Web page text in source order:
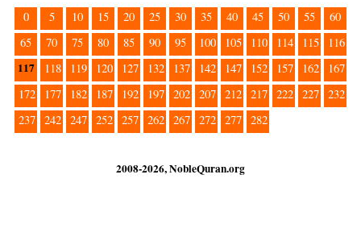
0 5 10 15 20 25 30 35 40 45 50 55
60
65
70 75 80 85 90 95 100 105 110 114 115 116
117 118 119 120 127 132 137 142 147 152 157 162
167
172
177 182 187 192 197 202 207 212 217 222 227 232
237 242 247 252 257 262 267 272 277 282
2008-2026, NobleQuran.org